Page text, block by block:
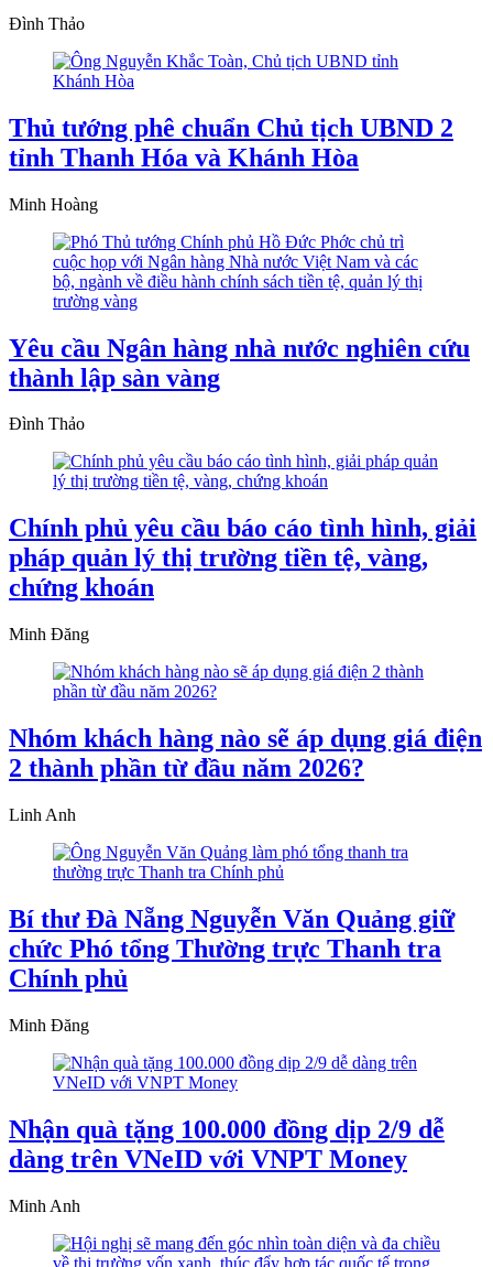
Đình Thảo
Thủ tướng phê chuẩn Chủ tịch UBND 2
tỉnh Thanh Hóa và Khánh Hòa
Minh Hoàng
Yêu cầu Ngân hàng nhà nước nghiên cứu
thành lập sàn vàng
Đình Thảo
Chính phủ yêu cầu báo cáo tình hình, giải
pháp quản lý thị trường tiền tệ, vàng,
chứng khoán
Minh Đăng
Nhóm khách hàng nào sẽ áp dụng giá điện
2 thành phần từ đầu năm 2026?
Linh Anh
Bí thư Đà Nẵng Nguyễn Văn Quảng giữ
chức Phó tổng Thường trực Thanh tra
Chính phủ
Minh Đăng
Nhận quà tặng 100.000 đồng dịp 2/9 dễ
dàng trên VNeID với VNPT Money
Minh Anh